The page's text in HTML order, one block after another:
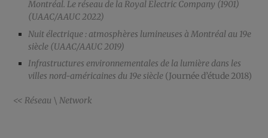
Montréal. Le réseau de la Royal Electric Company (1901)
(UAAC/AAUC 2022)
Nuit électrique : atmosphères lumineuses à Montréal au 19e
siècle (UAAC/AAUC 2019)
Infrastructures environnementales de la lumière dans les
villes nord-américaines du 19e siècle (Journée d’étude 2018)
<< Réseau \ Network